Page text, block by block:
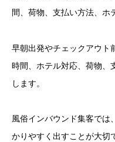
間、荷物、支払い方法、ホ
早朝出発やチェックアウト
時間、ホテル対応、荷物、
します。
風俗インバウンド集客では
かりやすく出すことが大切